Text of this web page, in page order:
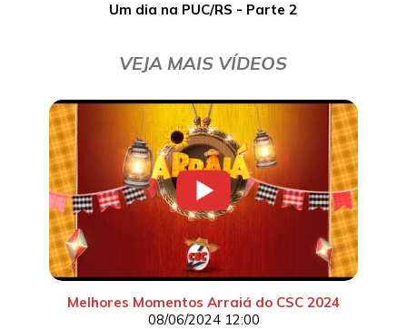
Um dia na PUC/RS - Parte 2
VEJA MAIS VÍDEOS
Melhores Momentos Arraiá do CSC 2024
08/06/2024 12:00